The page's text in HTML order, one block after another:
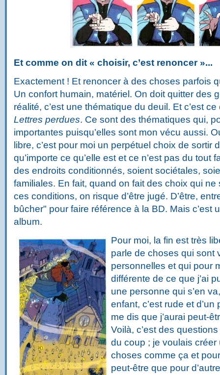
Et comme on dit « choisir, c’est renoncer »...
Exactement ! Et renoncer à des choses parfois
Un confort humain, matériel. On doit quitter des
réalité, c’est une thématique du deuil. Et c’est
Lettres perdues. Ce sont des thématiques qui,
importantes puisqu’elles sont mon vécu aussi.
libre, c’est pour moi un perpétuel choix de sortir
qu’importe ce qu’elle est et ce n’est pas du tout
des endroits conditionnés, soient sociétales,
familiales. En fait, quand on fait des choix qui
ces conditions, on risque d’être jugé. D’être,
bûcher" pour faire référence à la BD. Mais c’est
album.
Pour moi, la fin est très
parle de choses qui sont
personnelles et qui pour
différente de ce que j’ai
une personne qui s’en
enfant, c’est rude et
me dis que j’aurai peut-
Voilà, c’est des
du coup ; je voulais
choses comme ça et
peut-être que pour